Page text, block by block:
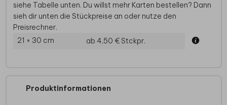
siehe Tabelle unten. Du willst mehr Karten bestellen? Dann
sieh dir unten die Stückpreise an oder nutze den
Preisrechner.
21 × 30 cm
ab 4,50 €Stckpr.
Produktinformationen